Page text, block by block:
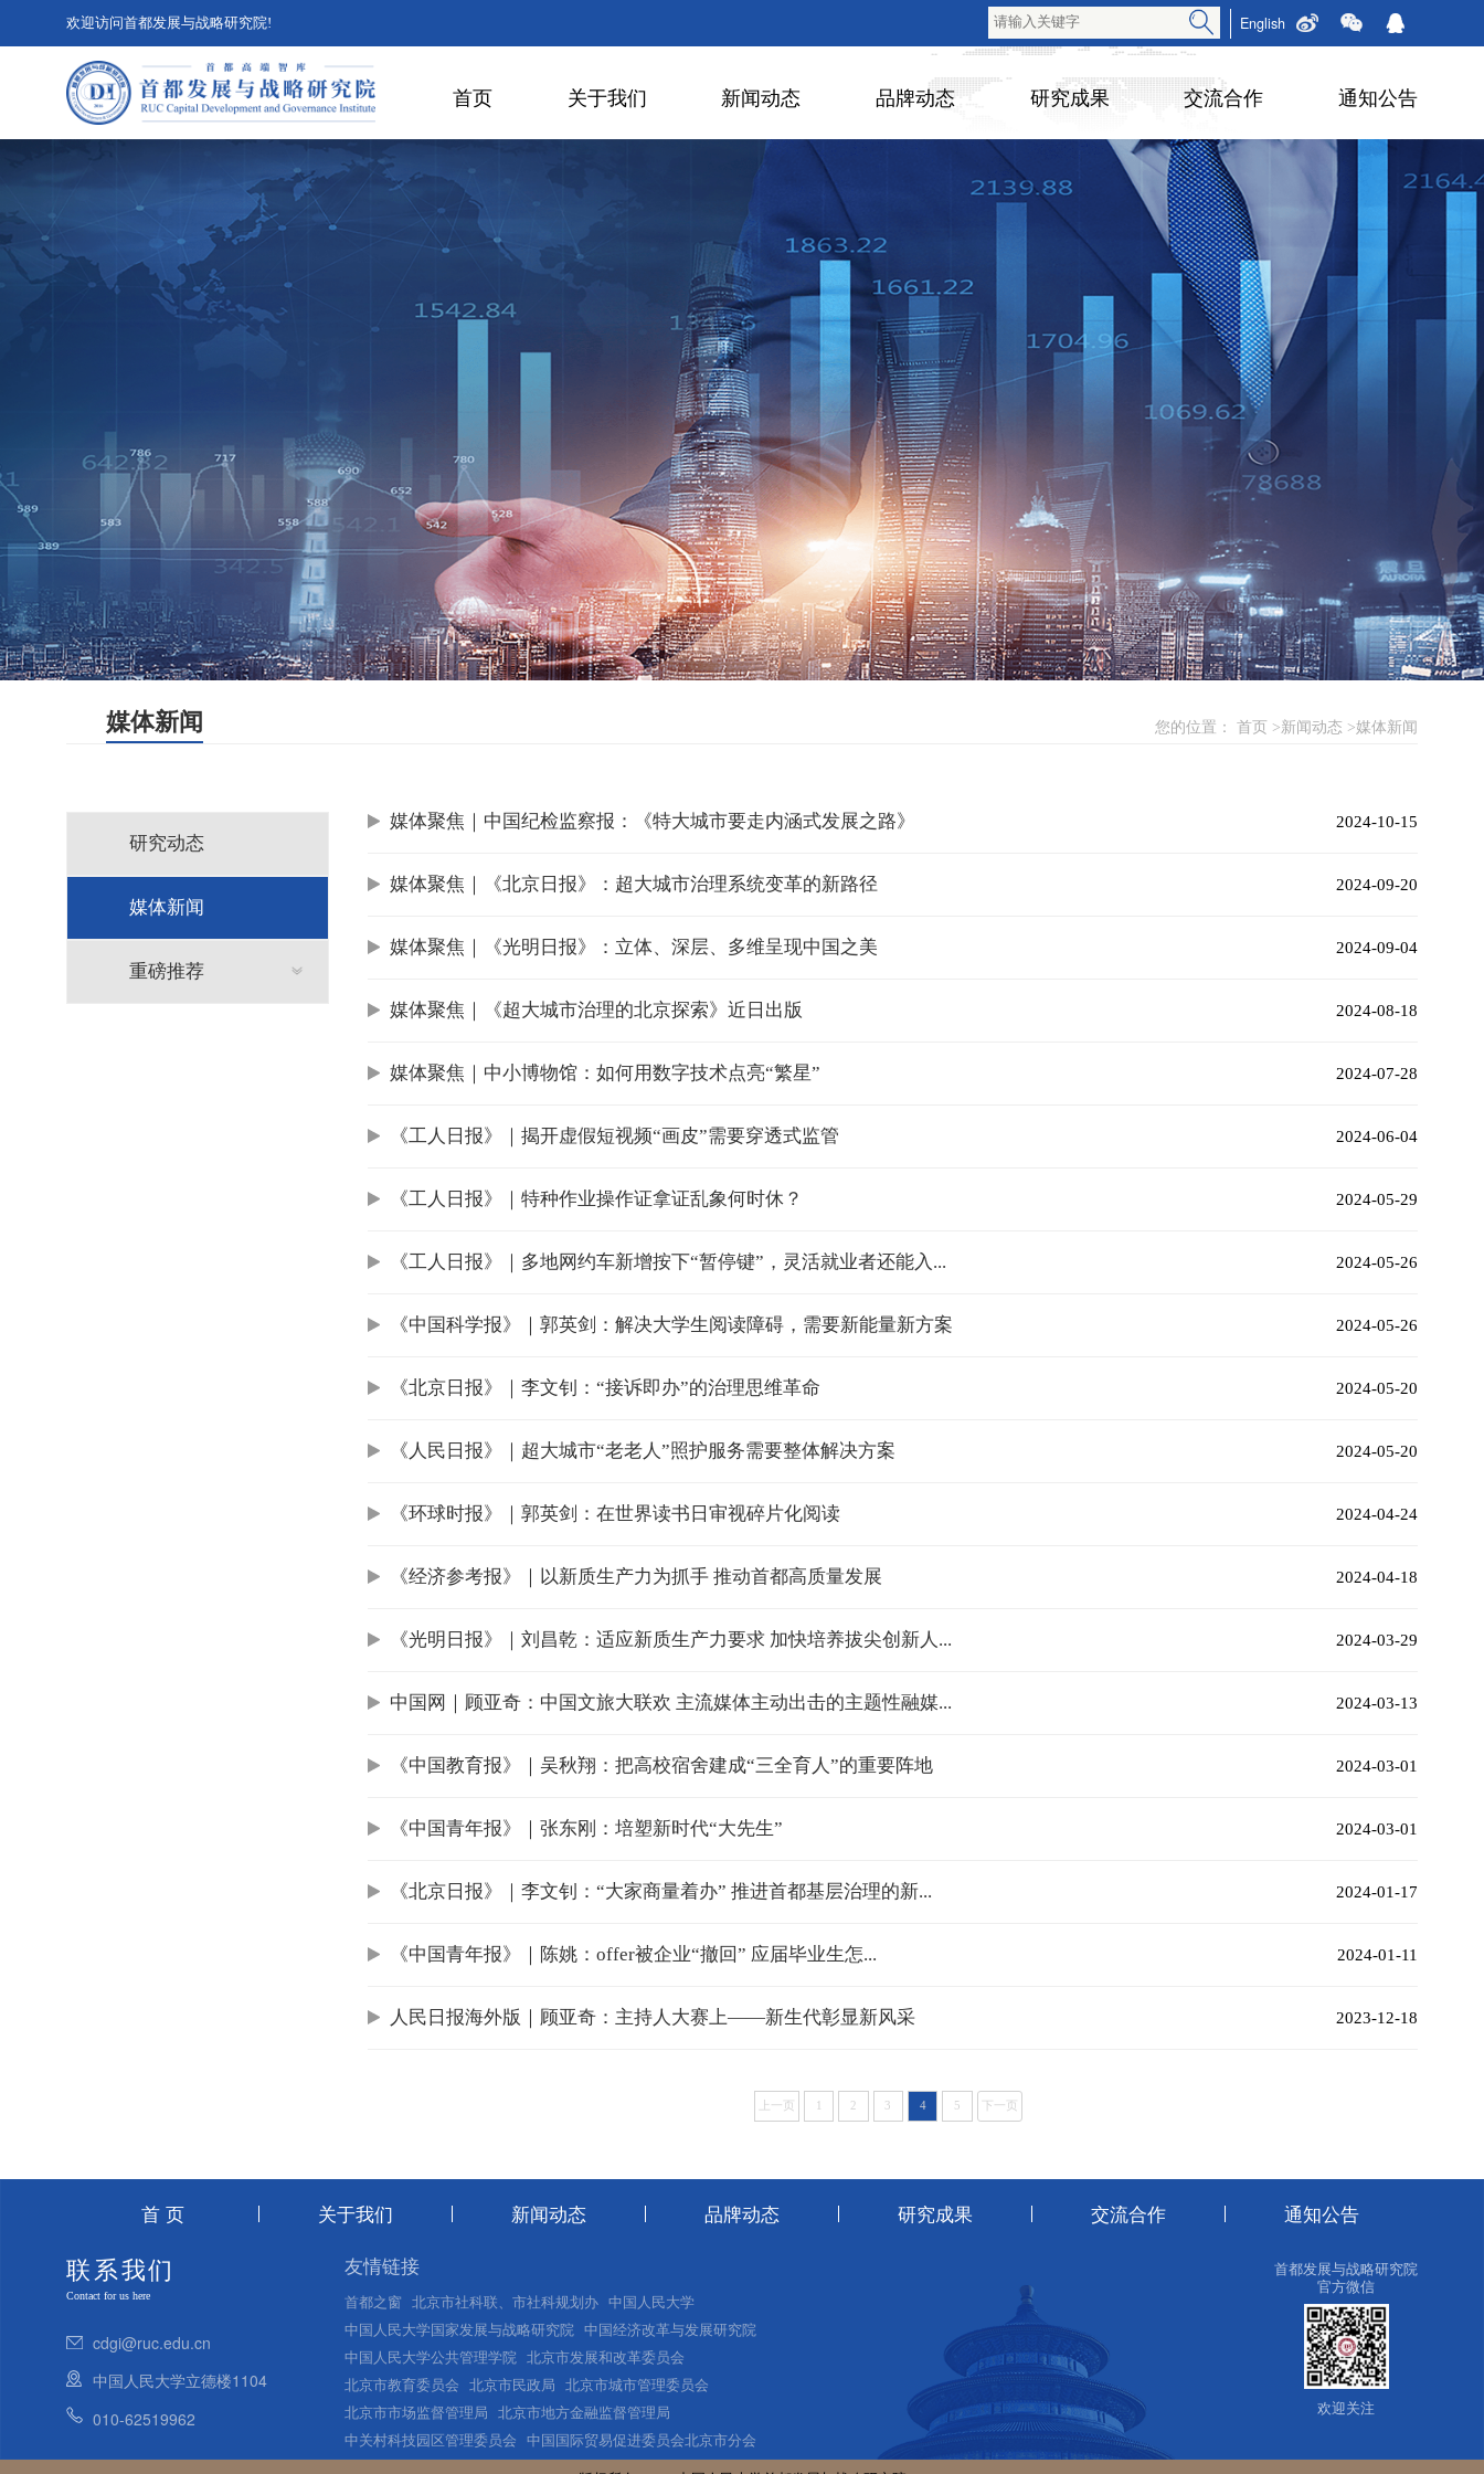
欢迎访问首都发展与战略研究院! English
首页 关于我们 新闻动态 品牌动态 研究成果 交流合作 通知公告
媒体新闻 您的位置： 首页 新闻动态 媒体新闻
研究动态
媒体新闻
重磅推荐
媒体聚焦｜中国纪检监察报：《特大城市要走内涵式发展之路》 2024-10-15
媒体聚焦｜《北京日报》：超大城市治理系统变革的新路径 2024-09-20
媒体聚焦｜《光明日报》：立体、深层、多维呈现中国之美 2024-09-04
媒体聚焦｜《超大城市治理的北京探索》近日出版 2024-08-18
媒体聚焦｜中小博物馆：如何用数字技术点亮“繁星” 2024-07-28
《工人日报》｜揭开虚假短视频“画皮”需要穿透式监管 2024-06-04
《工人日报》｜特种作业操作证拿证乱象何时休？ 2024-05-29
《工人日报》｜多地网约车新增按下“暂停键”，灵活就业者还能入... 2024-05-26
《中国科学报》｜郭英剑：解决大学生阅读障碍，需要新能量新方案 2024-05-26
《北京日报》｜李文钊：“接诉即办”的治理思维革命 2024-05-20
《人民日报》｜超大城市“老老人”照护服务需要整体解决方案 2024-05-20
《环球时报》｜郭英剑：在世界读书日审视碎片化阅读 2024-04-24
《经济参考报》｜以新质生产力为抓手 推动首都高质量发展 2024-04-18
《光明日报》｜刘昌乾：适应新质生产力要求 加快培养拔尖创新人... 2024-03-29
中国网｜顾亚奇：中国文旅大联欢 主流媒体主动出击的主题性融媒... 2024-03-13
《中国教育报》｜吴秋翔：把高校宿舍建成“三全育人”的重要阵地 2024-03-01
《中国青年报》｜张东刚：培塑新时代“大先生” 2024-03-01
《北京日报》｜李文钊：“大家商量着办” 推进首都基层治理的新... 2024-01-17
《中国青年报》｜陈姚：offer被企业“撤回” 应届毕业生怎... 2024-01-11
人民日报海外版｜顾亚奇：主持人大赛上——新生代彰显新风采 2023-12-18
上一页 1 2 3 4 5 下一页
首 页 关于我们 新闻动态 品牌动态 研究成果 交流合作 通知公告
联系我们
Contact for us here
cdgi@ruc.edu.cn
中国人民大学立德楼1104
010-62519962
友情链接
首都之窗 北京市社科联、市社科规划办 中国人民大学
中国人民大学国家发展与战略研究院 中国经济改革与发展研究院
中国人民大学公共管理学院 北京市发展和改革委员会
北京市教育委员会 北京市民政局 北京市城市管理委员会
北京市市场监督管理局 北京市地方金融监督管理局
中关村科技园区管理委员会 中国国际贸易促进委员会北京市分会
首都发展与战略研究院
官方微信
欢迎关注